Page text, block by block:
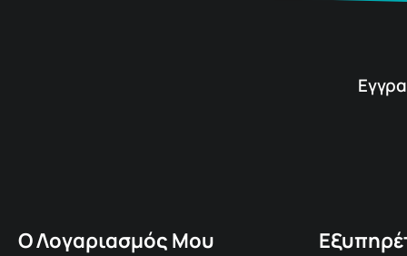
Ο Λογαριασμός Μου